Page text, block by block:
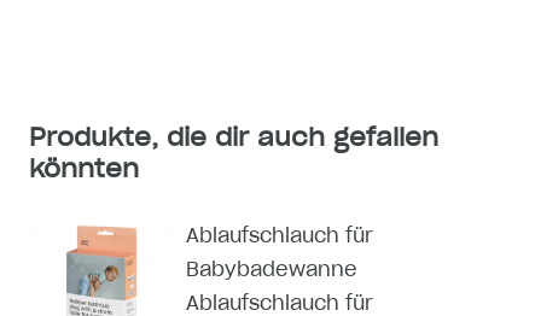
Produkte, die dir auch gefallen
könnten
Ablaufschlauch für
Babybadewanne
Ablaufschlauch für